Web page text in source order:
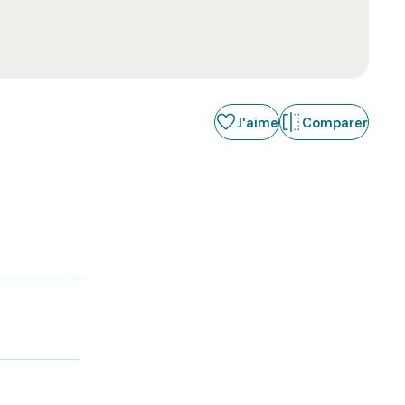
J'aime Comparer